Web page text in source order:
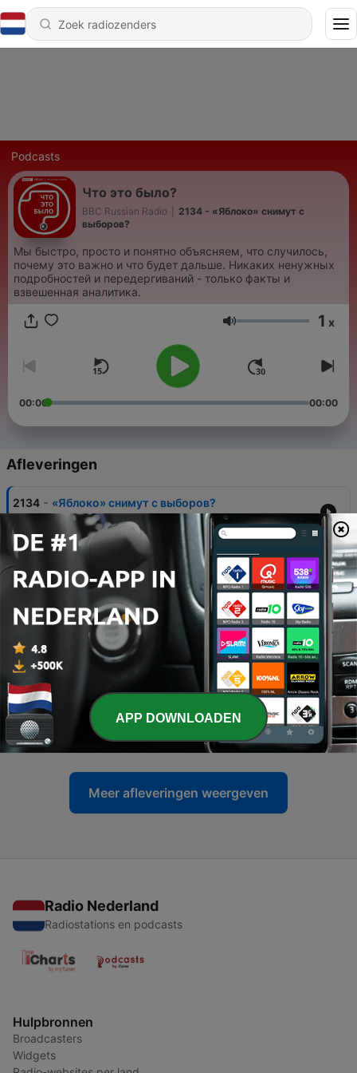
Podcasts
Что это было?
BBC Russian Radio
2134 - «Яблоко» снимут с
выборов?
Мы быстро, просто и понятно объясняем, что случилось,
почему это важно и что будет дальше. Никаких ненужных
подробностей и передергиваний - только факты и
взвешенная аналитика.
Volume 1 x
00:00 00:00
Afleveringen
2134 - «Яблоко» снимут с выборов?
07 aug. 2026
2133 - Как ищут пропавших после оккупации Суджи?
06 aug. 2026
2132 - Удары по Wildberries, НПЗ и танкерам. Чего
добилась Украина «операцией влияния»?
2131 - Засуха и пожары в Европе. Будет хуже?
04 aug. 2026
2130 - Как Крым живет без света и воды?
03 aug. 2026
Meer afleveringen weergeven
Radio Nederland
Radiostations en podcasts
Hulpbronnen
Broadcasters
Widgets
APP DOWNLOADEN